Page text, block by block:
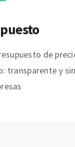
de
transparente y sin